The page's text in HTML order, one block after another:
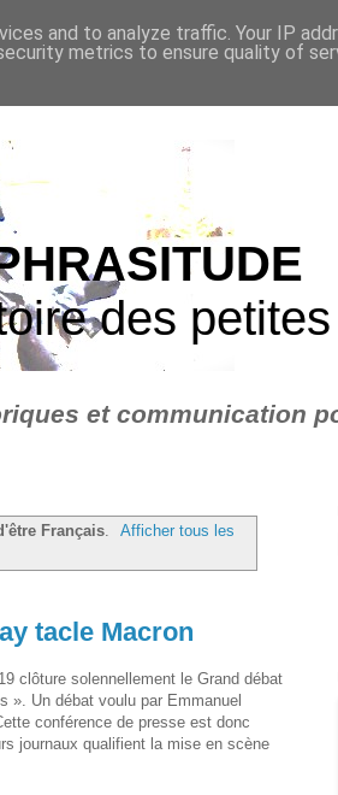
des
et communication
Français.
Afficher tous les
tacle Macron
clôture solennellement le Grand débat
». Un débat voulu par Emmanuel
conférence de presse est donc
journaux qualifient la mise en scène
and to analyze traffic. Your IP
metrics to ensure quality of